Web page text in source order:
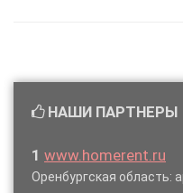
НАШИ ПАРТНЕРЫ
1 www.homerent.ru
Оренбургская